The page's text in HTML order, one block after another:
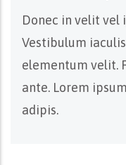
Donec in velit vel
Vestibulum
elementum velit.
ante. Lorem
adipis.